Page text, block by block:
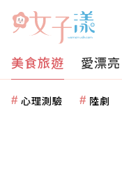
美食旅遊 愛漂亮
心理測驗 陸劇